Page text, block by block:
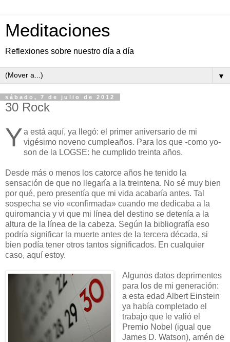
Meditaciones
Reflexiones sobre nuestro día a día
▼
sábado, 7 de julio de 2012
30 Rock
Ya está aquí, ya llegó: el primer aniversario de mi
vigésimo noveno cumpleaños. Para los que -como yo-
son de la LOGSE: he cumplido treinta años.
Desde más o menos los catorce años he tenido la
sensación de que no llegaría a la treintena. No sé muy bien
por qué, pero presentía que mi vida acabaría antes. Tal
sospecha se vio «confirmada» cuando me dedicaba a la
quiromancia y vi que mi línea del destino se detenía a la
altura de la línea de la cabeza. Según la bibliografía eso
podría significar la muerte antes de la tercera década, si
bien podía tener otros tantos significados. En cualquier
caso, aquí estoy.
Algunos datos deprimentes
para los de mi generación:
a esta edad Albert Einstein
ya había completado el
trabajo que le valió el
Premio Nobel (igual que
James D. Watson), amén de